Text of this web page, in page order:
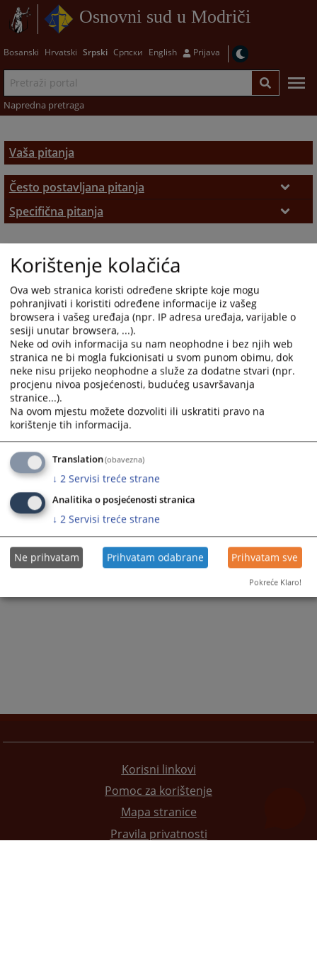
Osnovni sud u Modriči
Bosanski Hrvatski Srpski Српски English Prijava
Napredna pretraga
Vaša pitanja
Često postavljana pitanja
Često postavljana pitanja
Specifična pitanja
Korisni linkovi
Pomoc za korištenje
Mapa stranice
Pravila privatnosti
Korištenje kolačića
Ova web stranica koristi određene skripte koje mogu
pohranjivati i koristiti određene informacije iz vašeg
browsera i vašeg uređaja (npr. IP adresa uređaja, varijable o
sesiji unutar browsera, ...).
Neke od ovih informacija su nam neophodne i bez njih web
stranica ne bi mogla fukcionisati u svom punom obimu, dok
neke nisu prijeko neophodne a služe za dodatne stvari (npr.
procjenu nivoa posjećenosti, budućeg usavršavanja
stranice...).
Na ovom mjestu možete dozvoliti ili uskratiti pravo na
korištenje tih informacija.
Translation(obavezna)
↓ 2 Servisi treće strane
Analitika o posjećenosti stranica
↓ 2 Servisi treće strane
Ne prihvatam Prihvatam odabrane Prihvatam sve
Pokreće Klaro!